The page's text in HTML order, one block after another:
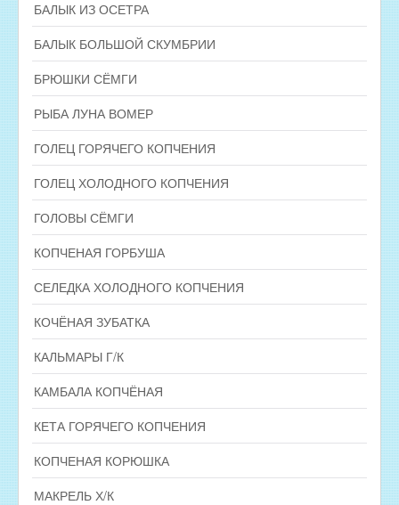
БАЛЫК ИЗ ОСЕТРА
БАЛЫК БОЛЬШОЙ СКУМБРИИ
БРЮШКИ СЁМГИ
РЫБА ЛУНА ВОМЕР
ГОЛЕЦ ГОРЯЧЕГО КОПЧЕНИЯ
ГОЛЕЦ ХОЛОДНОГО КОПЧЕНИЯ
ГОЛОВЫ СЁМГИ
КОПЧЕНАЯ ГОРБУША
СЕЛЕДКА ХОЛОДНОГО КОПЧЕНИЯ
КОЧЁНАЯ ЗУБАТКА
КАЛЬМАРЫ Г/К
КАМБАЛА КОПЧЁНАЯ
КЕТА ГОРЯЧЕГО КОПЧЕНИЯ
КОПЧЕНАЯ КОРЮШКА
МАКРЕЛЬ Х/К